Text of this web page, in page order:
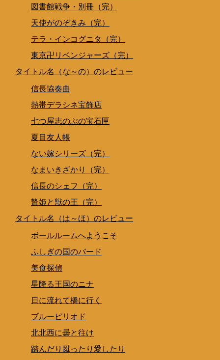
図書館戦争・別冊（完）
天使がのぞきみ（完）
テラ・インコグニタ（完）
東京卍リベンジャーズ（完）
タイトル名（な～の）のレビュー
信長協奏曲
熱帯デラシネ宝飾店
七つ屋志のぶの宝石匣
夏目友人帳
ない嫁シリーズ（完）
なまいきざかり（完）
信長のシェフ（完）
贄姫と獣の王（完）
タイトル名（は～ほ）のレビュー
ボールルームへようこそ
ふしぎの国のバード
美食探偵
星降る王国のニナ
日に流れて橋に行く
ブルーピリオド
北北西に曇と往け
踏んだり蹴ったり愛したり